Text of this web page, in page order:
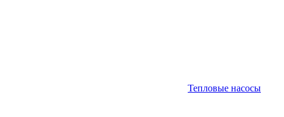
Тепловые насосы